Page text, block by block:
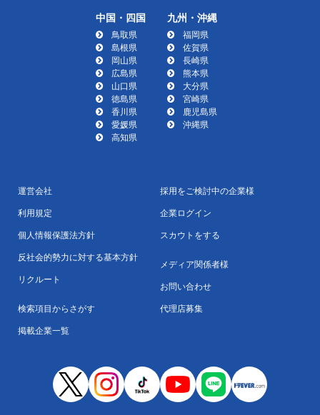
中国・四国
鳥取県
島根県
岡山県
広島県
山口県
徳島県
香川県
愛媛県
高知県
九州・沖縄
福岡県
佐賀県
長崎県
熊本県
大分県
宮崎県
鹿児島県
沖縄県
運営会社
利用規定
個人情報保護法方針
反社会的勢力に対する基本方針
リクルート
検索項目からさがす
掲載企業一覧
採用をご検討中の企業様
企業ログイン
スカウトをする
メディア関係者様
お問い合わせ
代理店募集